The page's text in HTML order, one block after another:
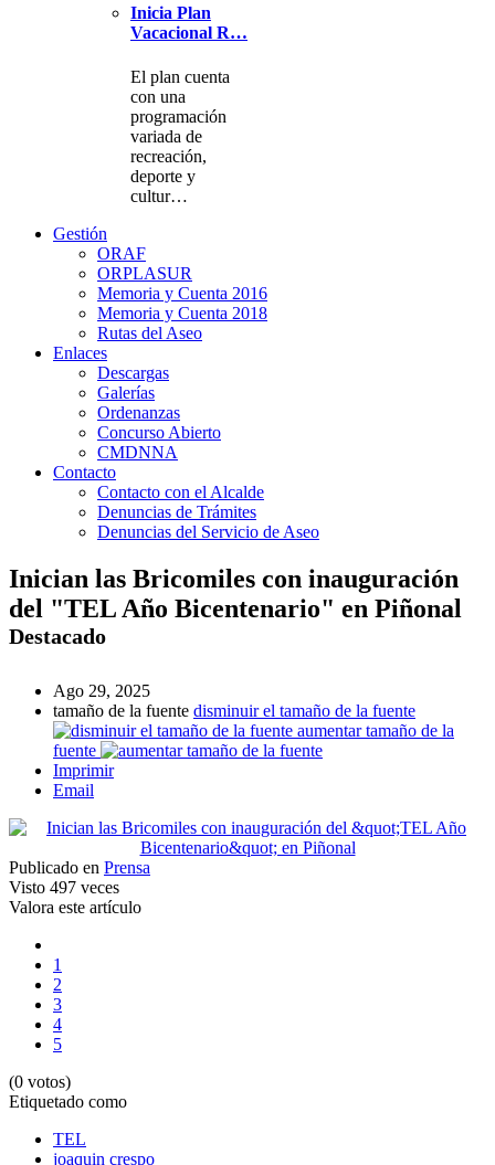
Inicia Plan
Vacacional R…
El plan cuenta
con una
programación
variada de
recreación,
deporte y
cultur…
Gestión
ORAF
ORPLASUR
Memoria y Cuenta 2016
Memoria y Cuenta 2018
Rutas del Aseo
Enlaces
Descargas
Galerías
Ordenanzas
Concurso Abierto
CMDNNA
Contacto
Contacto con el Alcalde
Denuncias de Trámites
Denuncias del Servicio de Aseo
Inician las Bricomiles con inauguración
del "TEL Año Bicentenario" en Piñonal
Destacado
Ago 29, 2025
tamaño de la fuente disminuir el tamaño de la fuente
aumentar tamaño de la
fuente
Imprimir
Email
Publicado en Prensa
Visto 497 veces
Valora este artículo
1
2
3
4
5
(0 votos)
Etiquetado como
TEL
joaquin crespo